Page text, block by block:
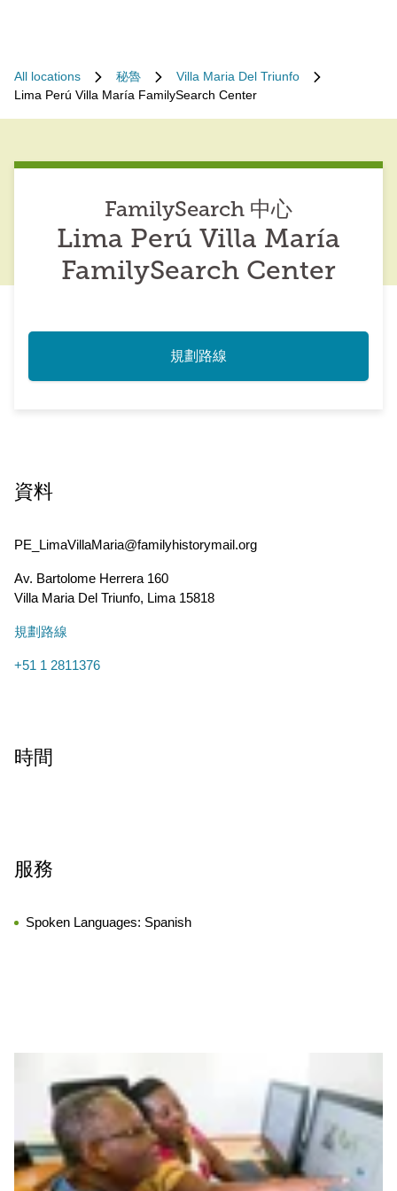
All locations 秘魯
Villa Maria Del Triunfo
Lima Perú Villa María FamilySearch Center
FamilySearch 中心
Lima Perú Villa María
FamilySearch Center
規劃路線
資料
PE_LimaVillaMaria@familyhistorymail.org
Av. Bartolome Herrera 160
Villa Maria Del Triunfo, Lima 15818
規劃路線
+51 1 2811376
時間
服務
Spoken Languages: Spanish